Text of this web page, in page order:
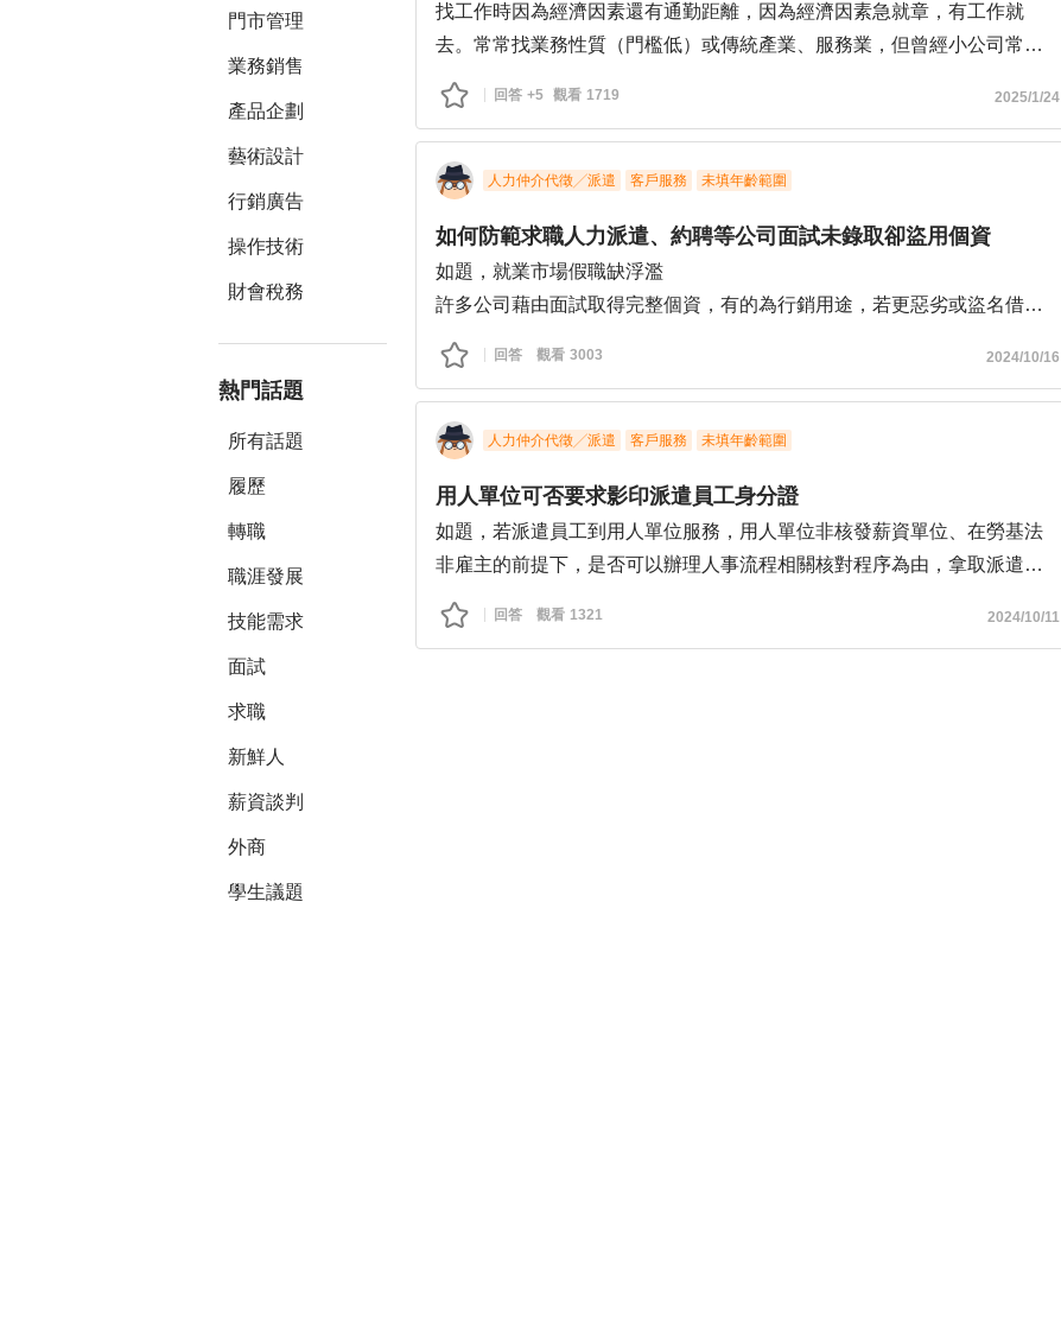
門市管理
業務銷售
產品企劃
藝術設計
行銷廣告
操作技術
財會稅務
熱門話題
所有話題
履歷
轉職
職涯發展
技能需求
面試
求職
新鮮人
薪資談判
外商
學生議題
找工作時因為經濟因素還有通勤距離，因為經濟因素急就章，有工作就
去。常常找業務性質（門檻低）或傳統產業、服務業，但曾經小公司常因
公司人少、管理、計算績效制度不明確，傳產中又面對到公司人員溝通比
較直接、甚至個人心態（面對公司補人就是一種競爭）有工作蓄意整人、
疑似性騷擾行為，實在忍無可忍，但是基於遵守公司規範，也沒有拿手機
蒐集證據錄音錄影的習慣，因為感受到觀察到惡意行為（如技術型利用不
不明污物騙喝下去）等多種霸凌行為決意離職，雖然行為上是自願離職，
其實性質屬於非自願離職，因為也擔心提出異議會有爭議或事後公司主管
與人資形成霸凌網在求職方面被針對，想詢問面試時如何修飾離職原因，
還有遇到這些沒有證據的霸凌狀況（公司要求簽訂保密條款，不可以帶手
回答 +5 觀看 1719 2025/1/24
人力仲介代徵╱派遣 客戶服務 未填年齡範圍
如何防範求職人力派遣、約聘等公司面試未錄取卻盜用個資
如題，就業市場假職缺浮濫
許多公司藉由面試取得完整個資，有的為行銷用途，若更惡劣或盜名借貸
或衍生其他非法用途防不勝防，但該公司都以授權合約方式，要求求職者
在他們的人才庫建立個人資料、寫心理測驗等其他奇怪的要求隱私個資、
甚有最過分上未錄取就要求求職者提供體檢報告，有的進去以後又簽奇怪
的條款、保密條款等又奇怪合約，甚有些公司入職後，該人事教育訓練師
人身攻擊或者其他言語攻擊等不友善行為。
想詢問
1、如何避免此類盜用個資情況，以上該公司是否違法?
2、即使該公司以面試為由要求求職者因為該公司有門禁就押身分證件、健
回答 觀看 3003 2024/10/16
人力仲介代徵╱派遣 客戶服務 未填年齡範圍
用人單位可否要求影印派遣員工身分證
如題，若派遣員工到用人單位服務，用人單位非核發薪資單位、在勞基法
非雇主的前提下，是否可以辦理人事流程相關核對程序為由，拿取派遣員
工身分證並影印。
若日後發生:身分證影本被盜用，以致個人身份信息泄露，導致個人隱私被
回答 觀看 1321 2024/10/11